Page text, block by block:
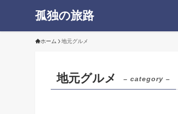
孤独の旅路
ホーム 地元グルメ
地元グルメ – category –